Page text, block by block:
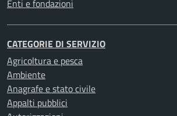
Enti e fondazioni
CATEGORIE DI SERVIZIO
Agricoltura e pesca
Ambiente
Anagrafe e stato civile
Appalti pubblici